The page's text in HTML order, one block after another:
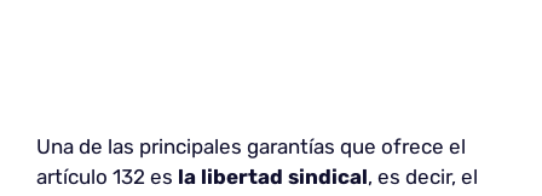
Una de las principales garantías que ofrece el
artículo 132 es la libertad sindical, es decir, el